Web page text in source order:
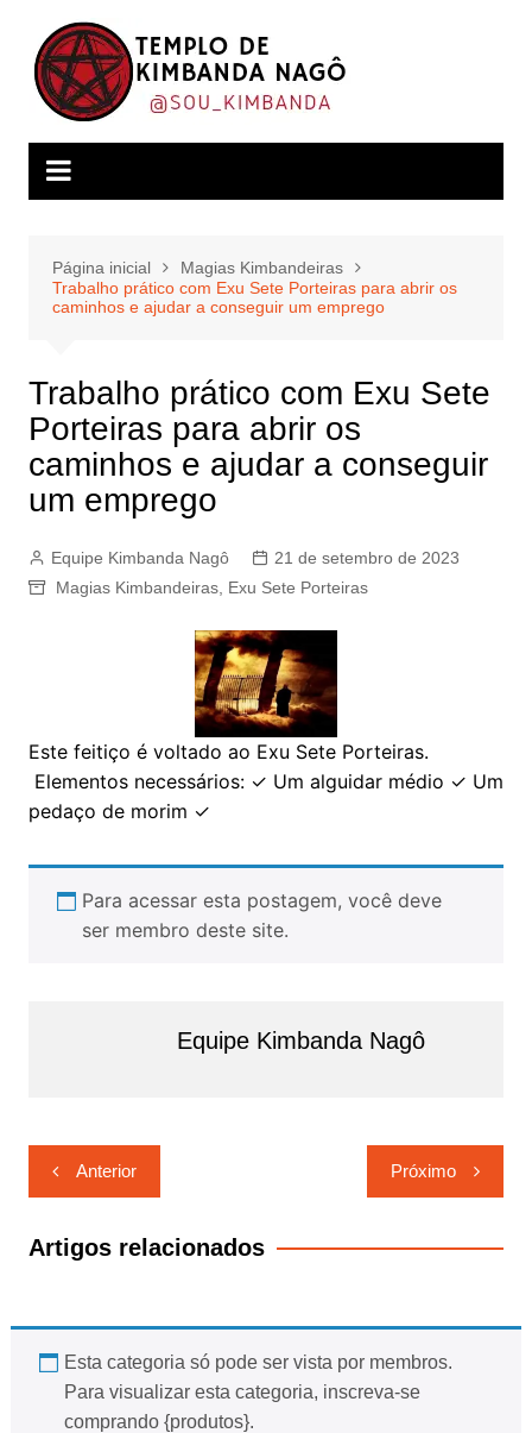
conteúdo
Página inicial
Magias Kimbandeiras
Trabalho prático com Exu Sete Porteiras para abrir os
caminhos e ajudar a conseguir um emprego
Trabalho prático com Exu Sete
Porteiras para abrir os
caminhos e ajudar a conseguir
um emprego
Equipe Kimbanda Nagô
21 de setembro de 2023
Magias Kimbandeiras, Exu Sete Porteiras
Este feitiço é voltado ao Exu Sete Porteiras.
Elementos necessários: ✓ Um alguidar médio ✓ Um
pedaço de morim ✓
Para acessar esta postagem, você deve
ser membro deste site.
Equipe Kimbanda Nagô
Navegação
de
Post
Anterior Próximo
Artigos relacionados
Esta categoria só pode ser vista por membros.
Para visualizar esta categoria, inscreva-se
comprando {produtos}.